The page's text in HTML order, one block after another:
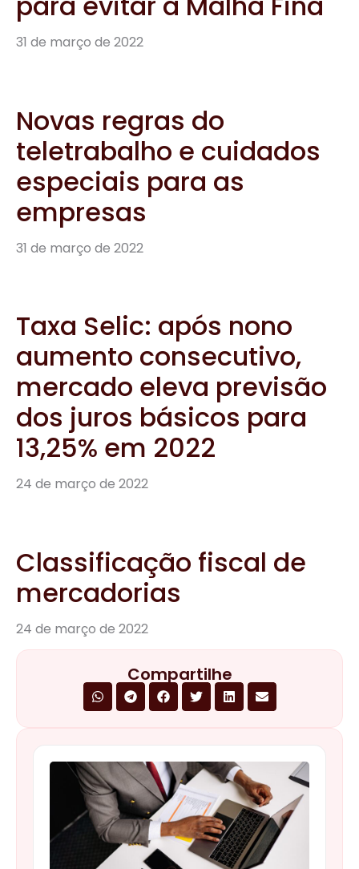
31 de março de 2022
Novas regras do
teletrabalho e cuidados
especiais para as
empresas
31 de março de 2022
Taxa Selic: após nono
aumento consecutivo,
mercado eleva previsão
dos juros básicos para
13,25% em 2022
24 de março de 2022
Classificação fiscal de
mercadorias
24 de março de 2022
Compartilhe